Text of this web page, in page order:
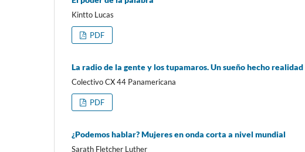
Kintto Lucas
PDF
La radio de la gente y los tupamaros. Un sueño hecho realidad
Colectivo CX 44 Panamericana
PDF
¿Podemos hablar? Mujeres en onda corta a nivel mundial
Sarath Fletcher Luther